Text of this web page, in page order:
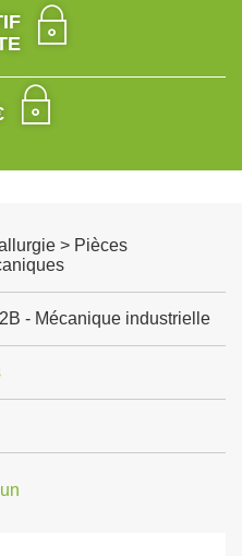
> Pièces
- Mécanique industrielle